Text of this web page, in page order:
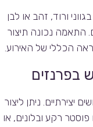
ורוד, זהב או לבן
התאמה נכונה תיצור
הכללי של האירוע.
בפרנזים
יצירתיים. ניתן ליצור
רקע ובלונים, או